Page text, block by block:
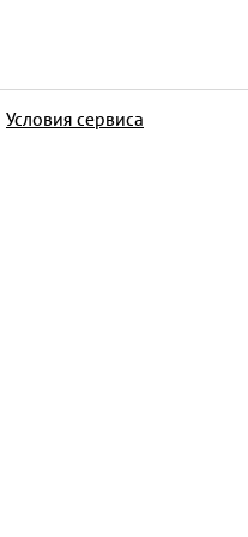
Условия сервиса